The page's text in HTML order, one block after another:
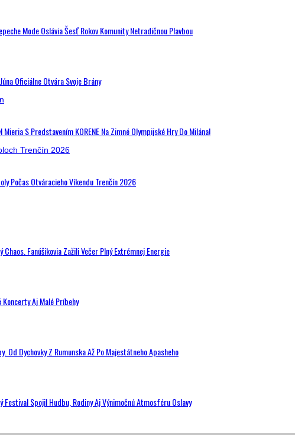
Mode Oslávia Šesť Rokov Komunity Netradičnou Plavbou
Oficiálne Otvára Svoje Brány
Mieria S Predstavením KORENE Na Zimné Olympijské Hry Do Milána!
Počas Otváracieho Víkendu Trenčín 2026
Fanúšikovia Zažili Večer Plný Extrémnej Energie
Aj Malé Príbehy
Dychovky Z Rumunska Až Po Majestátneho Apasheho
Spojil Hudbu, Rodiny Aj Výnimočnú Atmosféru Oslavy